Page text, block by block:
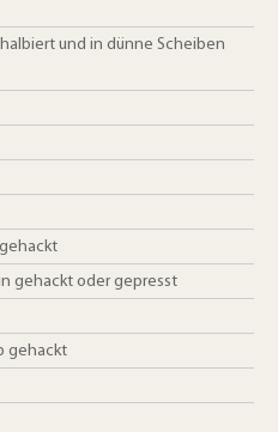
und in dünne Scheiben
gehackt oder gepresst
gehackt